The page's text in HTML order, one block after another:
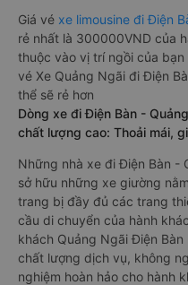
Giá vé xe limousine đi Điện
rẻ nhất là 300000VND của
thuộc vào vị trí ngồi của
vé Xe Quảng Ngãi đi Điện
thể sẽ rẻ hơn
Dòng xe đi Điện Bàn -
chất lượng cao: Thoải mái,
Những nhà xe đi Điện Bàn -
sở hữu những xe giường
trang bị đầy đủ các trang
cầu di chuyển của hành
khách Quảng Ngãi Điện
chất lượng dịch vụ, không
nghiệm hoàn hảo cho hành